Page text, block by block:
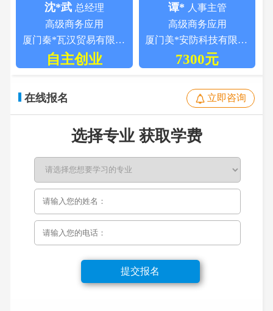
沈*武 总经理
高级商务应用
厦门秦*瓦汉贸易有限公司
自主创业
谭* 人事主管
高级商务应用
厦门美*安防科技有限公司
7300元
在线报名 立即咨询
选择专业 获取学费
提交报名